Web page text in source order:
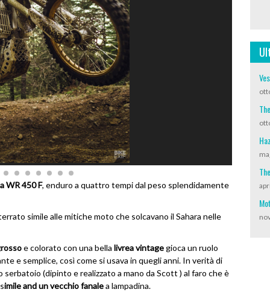
WR 450 F, enduro a quattro tempi dal peso splendidamente
simile alle mitiche moto che solcavano il Sahara nelle
e colorato con una bella livrea vintagegioca un ruolo
e semplice, così come si usava in quegli anni. In verità di
(dipinto e realizzato a mano da Scott ) al faro che è
imile and un vecchio fanalea lampadina.